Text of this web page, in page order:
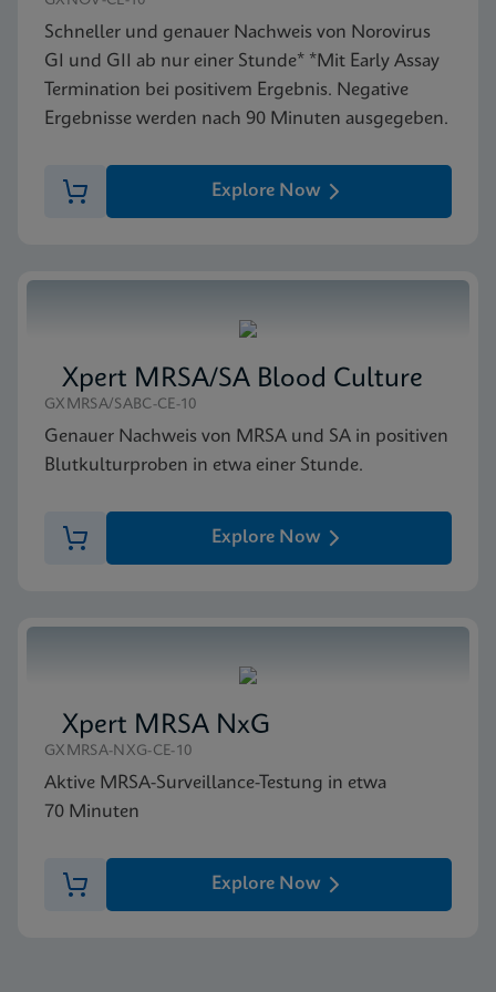
DEU
Schneller und genauer Nachweis von Norovirus
GI und GII ab nur einer Stunde* *Mit Early Assay
Termination bei positivem Ergebnis. Negative
Ergebnisse werden nach 90 Minuten ausgegeben.
Explore Now
Xpert MRSA/SA Blood Culture
GXMRSA/SABC-CE-10
Genauer Nachweis von MRSA und SA in positiven
Blutkulturproben in etwa einer Stunde.
Explore Now
Xpert MRSA NxG
GXMRSA-NXG-CE-10
Aktive MRSA-Surveillance-Testung in etwa
70 Minuten
Explore Now